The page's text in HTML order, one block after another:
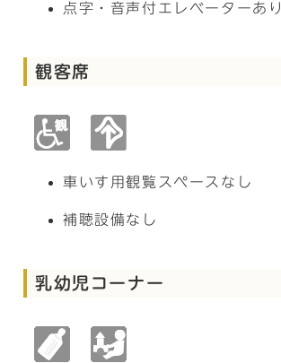
点字・音声付エレベーターあり
観客席
車いす用観覧スペースなし
補聴設備なし
乳幼児コーナー